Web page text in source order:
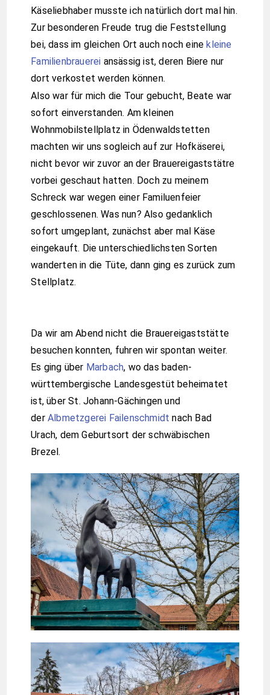
Käseliebhaber musste ich natürlich dort mal hin.
Zur besonderen Freude trug die Feststellung
bei, dass im gleichen Ort auch noch einekleine
Familienbrauerei ansässig ist, deren Biere nur
dort verkostet werden können.
Also war für mich die Tour gebucht, Beate war
sofort einverstanden. Am kleinen
Wohnmobilstellplatz in Ödenwaldstetten
machten wir uns sogleich auf zur Hofkäserei,
nicht bevor wir zuvor an der Brauereigaststätre
vorbei geschaut hatten. Doch zu meinem
Schreck war wegen einer Familuenfeier
geschlossenen. Was nun? Also gedanklich
sofort umgeplant, zunächst aber mal Käse
eingekauft. Die unterschiedlichsten Sorten
wanderten in die Tüte, dann ging es zurück zum
Stellplatz.
Da wir am Abend nicht die Brauereigaststätte
besuchen konnten, fuhren wir spontan weiter.
Es ging über Marbach, wo das baden-
württembergische Landesgestüt beheimatet
ist, über St. Johann-Gächingen und
derAlbmetzgerei Failenschmidtnach Bad
Urach, dem Geburtsort der schwäbischen
Brezel.